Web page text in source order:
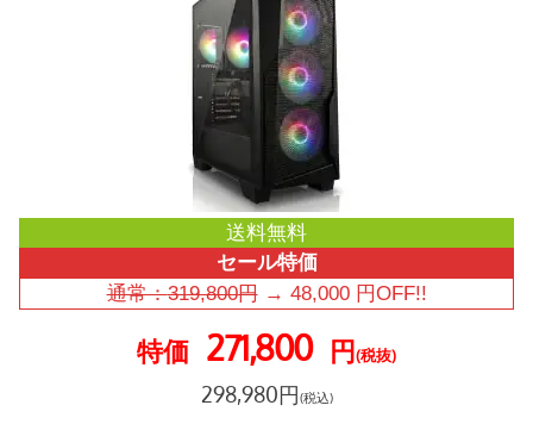
送料無料
セール特価
通常：319,800円→ 48,000円OFF!!
特価 271,800 円(税抜)
298,980円(税込)